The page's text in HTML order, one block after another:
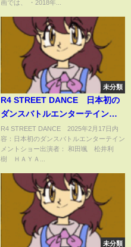
画では、 ・2018年...
未分類
R4 STREET DANCE 日本初の
ダンスバトルエンターテインメ
ントショー 2月17日
R4 STREET DANCE 2025年2月17日内
容：日本初のダンスバトルエンターテイン
メントショー出演者： 和田颯 松井利
樹 ＨＡＹＡ...
未分類